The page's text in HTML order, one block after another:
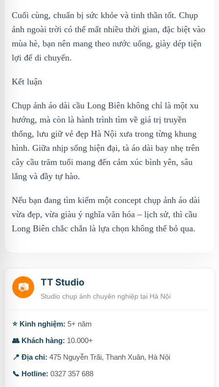
Cuối cùng, chuẩn bị sức khỏe và tinh thần tốt. Chụp
ảnh ngoài trời có thể mất nhiều thời gian, đặc biệt vào
mùa hè, bạn nên mang theo nước uống, giày dép tiện
lợi để di chuyển.
Kết luận
Chụp ảnh áo dài cầu Long Biên không chỉ là một xu
hướng, mà còn là hành trình tìm về giá trị truyền
thống, lưu giữ vẻ đẹp Hà Nội xưa trong từng khung
hình. Giữa nhịp sống hiện đại, tà áo dài bay nhẹ trên
cây cầu trăm tuổi mang đến cảm xúc bình yên, sâu
lắng và đầy tự hào.
Nếu bạn đang tìm kiếm một concept chụp ảnh áo dài
vừa đẹp, vừa giàu ý nghĩa văn hóa – lịch sử, thì cầu
Long Biên chắc chắn là lựa chọn không thể bỏ qua.
📷 TT Studio
Studio chụp ảnh chuyên nghiệp tại Hà Nội
⭐ Kinh nghiệm: 5+ năm
👥 Khách hàng: 10.000+
📍 Địa chỉ: 475 Nguyễn Trãi, Thanh Xuân, Hà Nội
📞 Hotline: 0327 357 688